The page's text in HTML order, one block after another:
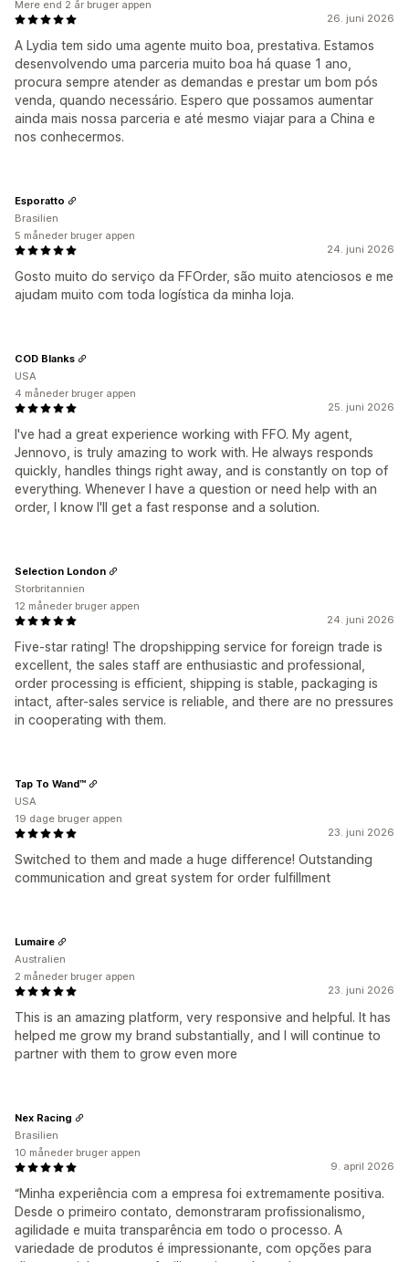
26. juni 2026
A Lydia tem sido uma agente muito boa, prestativa. Estamos
desenvolvendo uma parceria muito boa há quase 1 ano,
procura sempre atender as demandas e prestar um bom pós
venda, quando necessário. Espero que possamos aumentar
ainda mais nossa parceria e até mesmo viajar para a China e
nos conhecermos.
Mere end 2 år bruger appen
24. juni 2026
Gosto muito do serviço da FFOrder, são muito atenciosos e me
ajudam muito com toda logística da minha loja.
Esporatto
Brasilien
5 måneder bruger appen
25. juni 2026
I've had a great experience working with FFO. My agent,
Jennovo, is truly amazing to work with. He always responds
quickly, handles things right away, and is constantly on top of
everything. Whenever I have a question or need help with an
order, I know I'll get a fast response and a solution.
COD Blanks
USA
4 måneder bruger appen
24. juni 2026
Five-star rating! The dropshipping service for foreign trade is
excellent, the sales staff are enthusiastic and professional,
order processing is efficient, shipping is stable, packaging is
intact, after-sales service is reliable, and there are no pressures
in cooperating with them.
Selection London
Storbritannien
12 måneder bruger appen
23. juni 2026
Switched to them and made a huge difference! Outstanding
communication and great system for order fulfillment
Tap To Wand™
USA
19 dage bruger appen
23. juni 2026
This is an amazing platform, very responsive and helpful. It has
helped me grow my brand substantially, and I will continue to
partner with them to grow even more
Lumaire
Australien
2 måneder bruger appen
9. april 2026
“Minha experiência com a empresa foi extremamente positiva.
Desde o primeiro contato, demonstraram profissionalismo,
agilidade e muita transparência em todo o processo. A
variedade de produtos é impressionante, com opções para
Nex Racing
Brasilien
10 måneder bruger appen